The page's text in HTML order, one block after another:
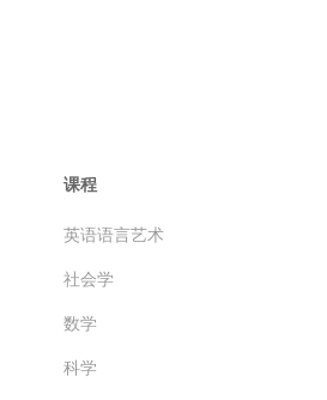
课程
英语语言艺术
社会学
数学
科学